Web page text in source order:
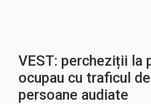
VEST: percheziții la
ocupau cu traficul
persoane audiate